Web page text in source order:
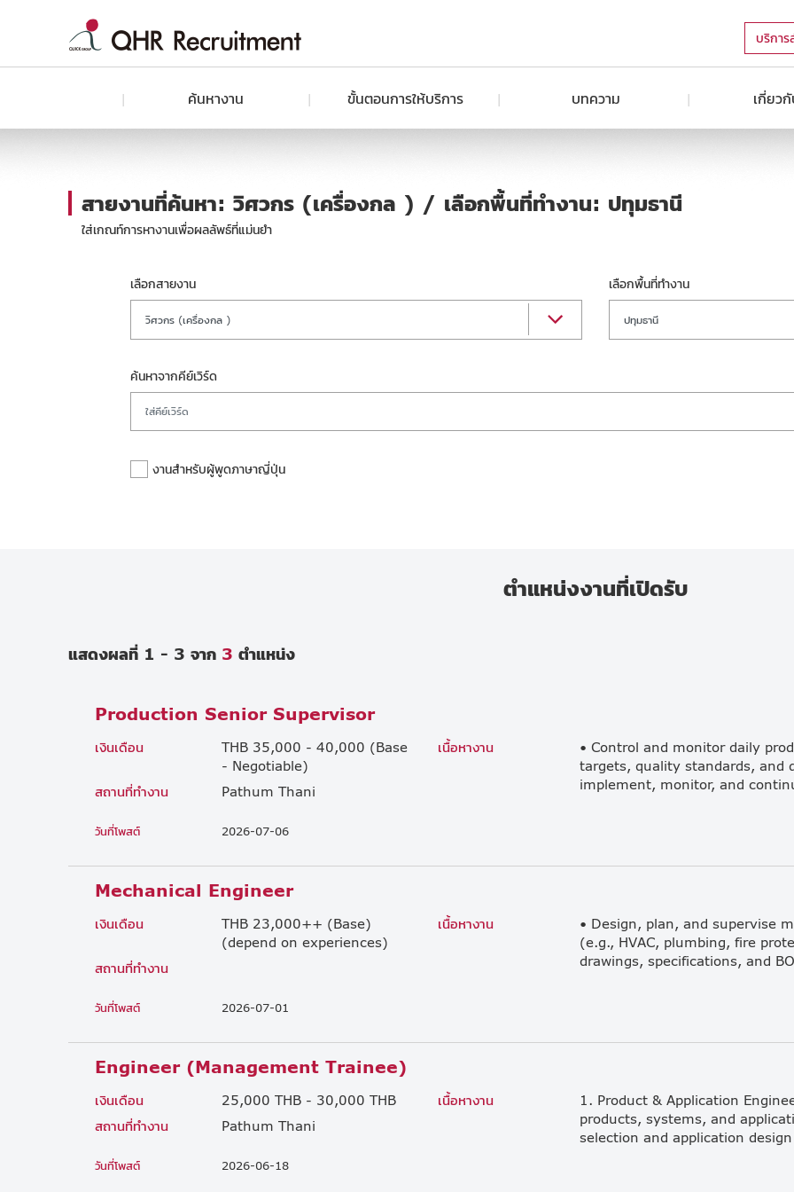
บริการ
ค้นหางาน ขั้นตอนการให้บริการ บทความ เกี่ยวกั
สายงานที่ค้นหา: วิศวกร (เครื่องกล ) / เลือกพื้นที่ทำงาน: ปทุมธานี
ใส่เกณท์การหางานเพื่อผลลัพธ์ที่แม่นยำ
เลือกสายงาน
วิศวกร (เครื่องกล )
เลือกพื้นที่ทำงาน
ปทุมธานี
ค้นหาจากคีย์เวิร์ด
งานสำหรับผู้พูดภาษาญี่ปุ่น
ตำแหน่งงานที่เปิดรับ
แสดงผลที่ 1 - 3 จาก 3 ตำแหน่ง
Production Senior Supervisor
เงินเดือน
THB 35,000 - 40,000 (Base
- Negotiable)
สถานที่ทำงาน
Pathum Thani
วันที่โพสต์ 2026-07-06
เนื้อหางาน
• Control and monitor daily
targets, quality standards, and
Mechanical Engineer
เงินเดือน
THB 23,000++ (Base)
(depend on experiences)
สถานที่ทำงาน
วันที่โพสต์ 2026-07-01
เนื้อหางาน
• Design, plan, and supervise
(e.g., HVAC, plumbing, fire
Engineer (Management Trainee)
เงินเดือน
25,000 THB - 30,000 THB
สถานที่ทำงาน
Pathum Thani
วันที่โพสต์ 2026-06-18
เนื้อหางาน
1. Product & Application
products, systems, and